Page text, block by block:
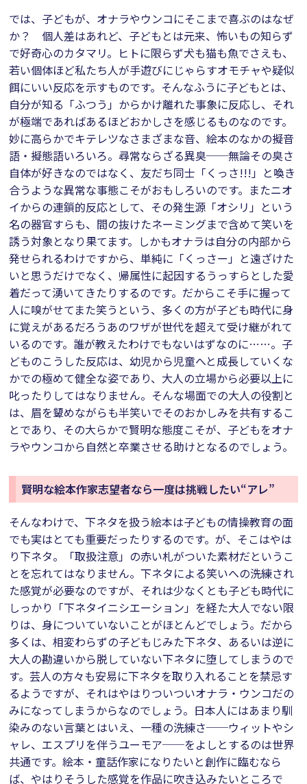
では、子どもが、オナラやウンコにそこまで喜ぶのはなぜ
か？ 個人差はあれど、子どもとは元来、怖いもの知らず
で好奇心のカタマリ。ヒトに限らず犬も猫も魚でさえも、
若い個体ほど私たち人が手遊びにじゃらすオモチャや疑似
餌にいい反応を示すものです。そんなふうに子どもとは、
自分が知る「ふつう」からかけ離れた事象に反応し、それ
が極端であればあるほどおかしさを感じるものなのです。
妙に高らかでキテレツなさまざまな音、絵本のなかの擬音
語・擬態語いろいろ。尋常ならざる異臭──無論その臭さ
自体が好きなのではなく、友だち同士「くっさ!!!」と喚き
合うような異常な事態こそがおもしろいのです。またニオ
イからの連鎖的反応として、その発生源「オシリ」という
名の器官すらも、間の抜けたネーミングまで含めて笑いを
誘う対象となり果てます。しかもオナラは自分の内部から
発せられるわけですから、単純に「くっさー」と遠ざけた
いと思うだけでなく、帰属性に起因するうっすらとした愛
着だって湧いてきたりするのです。だからこそ手に握って
人に嗅がせてまた笑うという、多くの方が子ども時代に身
に覚えがあるだろうあのワザが世代を超えて受け継がれて
いるのです。誰が教えたわけでもないはずなのに……。子
どものこうした反応は、幼児から児童へと成長していくな
かでの極めて健全な姿であり、大人の立場から必要以上に
叱ったりしてはなりません。そんな場面での大人の役割と
は、眉を顰めながらも半笑いでそのおかしみを共有するこ
とであり、その大らかで賢明な態度こそが、子どもをオナ
ラやウンコから自然と卒業させる助けとなるのでしょう。
賢明な絵本作家志望者なら一度は挑戦したい“アレ”
そんなわけで、下ネタを扱う絵本は子どもの情操教育の面
でも実はとても重要だったりするのです。が、そこはやは
り下ネタ。「取扱注意」の赤い札がついた素材だというこ
とを忘れてはなりません。下ネタによる笑いへの洗練され
た感覚が必要なのですが、それは少なくとも子ども時代に
しっかり「下ネタイニシエーション」を経た大人でない限
りは、身についていないことがほとんどでしょう。だから
多くは、相変わらずの子どもじみた下ネタ、あるいは逆に
大人の勘違いから脱していない下ネタに堕してしまうので
す。芸人の方々も安易に下ネタを取り入れることを禁忌す
るようですが、それはやはりついついオナラ・ウンコだの
みになってしまうからなのでしょう。日本人にはあまり馴
染みのない言葉とはいえ、一種の洗練さ──ウィットやシ
ャレ、エスプリを伴うユーモア──をよしとするのは世界
共通です。絵本・童話作家になりたいと創作に臨むなら
ば、やはりそうした感覚を作品に吹き込みたいところで